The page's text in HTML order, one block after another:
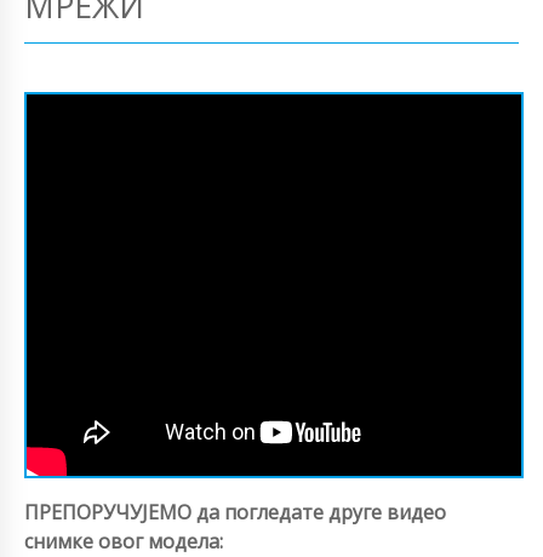
ПРЕПОРУЧУЈЕМО да погледате друге видео
снимке овог модела: